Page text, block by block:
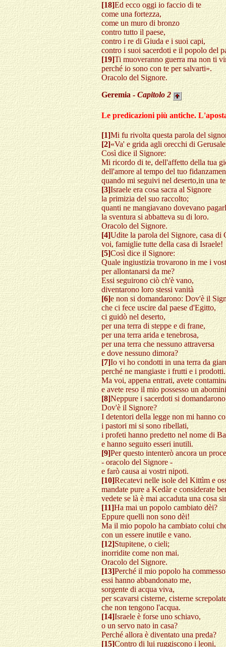
[18]Ed ecco oggi io faccio di te
come una fortezza,
come un muro di bronzo
contro tutto il paese,
contro i re di Giuda e i suoi capi,
contro i suoi sacerdoti e il popolo del
[19]Ti muoveranno guerra ma non ti
perché io sono con te per salvarti».
Oracolo del Signore.
Geremia - Capitolo 2
Le predicazioni più antiche.
[1]Mi fu rivolta questa parola del
[2]«Va' e grida agli orecchi di
Così dice il Signore:
Mi ricordo di te, dell'affetto della tua
dell'amore al tempo del tuo
quando mi seguivi nel deserto,in una
[3]Israele era cosa sacra al Signore
la primizia del suo raccolto;
quanti ne mangiavano dovevano
la sventura si abbatteva su di loro.
Oracolo del Signore.
[4]Udite la parola del Signore, casa di
voi, famiglie tutte della casa di Israele!
[5]Così dice il Signore:
Quale ingiustizia trovarono in me i
per allontanarsi da me?
Essi seguirono ciò ch'è vano,
diventarono loro stessi vanità
[6]e non si domandarono: Dov'è il
che ci fece uscire dal paese d'Egitto,
ci guidò nel deserto,
per una terra di steppe e di frane,
per una terra arida e tenebrosa,
per una terra che nessuno attraversa
e dove nessuno dimora?
[7]Io vi ho condotti in una terra da
perché ne mangiaste i frutti e i prodotti.
Ma voi, appena entrati, avete
e avete reso il mio possesso un
[8]Neppure i sacerdoti si
Dov'è il Signore?
I detentori della legge non mi hanno
i pastori mi si sono ribellati,
i profeti hanno predetto nel nome di
e hanno seguito esseri inutili.
[9]Per questo intenterò ancora un
- oracolo del Signore -
e farò causa ai vostri nipoti.
[10]Recatevi nelle isole del Kittìm e
mandate pure a Kedàr e considerate
vedete se là è mai accaduta una cosa
[11]Ha mai un popolo cambiato dèi?
Eppure quelli non sono dèi!
Ma il mio popolo ha cambiato colui
con un essere inutile e vano.
[12]Stupitene, o cieli;
inorridite come non mai.
Oracolo del Signore.
[13]Perché il mio popolo ha
essi hanno abbandonato me,
sorgente di acqua viva,
per scavarsi cisterne, cisterne
che non tengono l'acqua.
[14]Israele è forse uno schiavo,
o un servo nato in casa?
Perché allora è diventato una preda?
[15]Contro di lui ruggiscono i leoni,